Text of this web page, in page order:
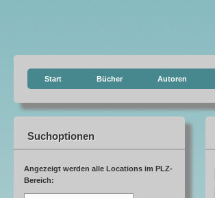
Start Bücher Autoren
Suchoptionen
Angezeigt werden alle Locations im PLZ-
Bereich: